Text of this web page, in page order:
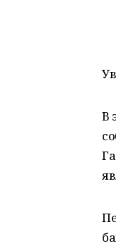
В